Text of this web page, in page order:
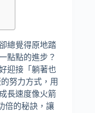
總覺得原地踏
點點的進步？
迎接「躺著也
努力方式，用
長速度像火箭
倍的秘訣，讓